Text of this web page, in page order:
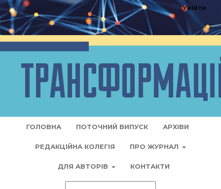
ГОЛОВНА ПОТОЧНИЙ ВИПУСК АРХІВИ
РЕДАКЦІЙНА КОЛЕГІЯ ПРО ЖУРНАЛ
ДЛЯ АВТОРІВ КОНТАКТИ
Увійти